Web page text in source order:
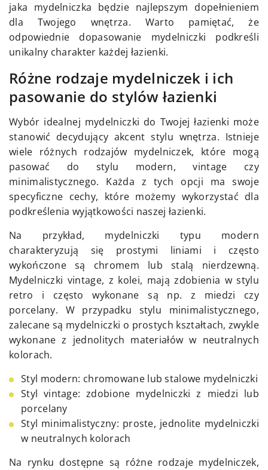
jaka mydelniczka będzie najlepszym dopełnieniem
dla Twojego wnętrza. Warto pamiętać, że
odpowiednie dopasowanie mydelniczki podkreśli
unikalny charakter każdej łazienki.
Różne rodzaje mydelniczek i ich
pasowanie do stylów łazienki
Wybór idealnej mydelniczki do Twojej łazienki może
stanowić decydujący akcent stylu wnętrza. Istnieje
wiele różnych rodzajów mydelniczek, które mogą
pasować do stylu modern, vintage czy
minimalistycznego. Każda z tych opcji ma swoje
specyficzne cechy, które możemy wykorzystać dla
podkreślenia wyjątkowości naszej łazienki.
Na przykład, mydelniczki typu modern
charakteryzują się prostymi liniami i często
wykończone są chromem lub stalą nierdzewną.
Mydelniczki vintage, z kolei, mają zdobienia w stylu
retro i często wykonane są np. z miedzi czy
porcelany. W przypadku stylu minimalistycznego,
zalecane są mydelniczki o prostych kształtach, zwykle
wykonane z jednolitych materiałów w neutralnych
kolorach.
Styl modern: chromowane lub stalowe mydelniczki
Styl vintage: zdobione mydelniczki z miedzi lub
porcelany
Styl minimalistyczny: proste, jednolite mydelniczki
w neutralnych kolorach
Na rynku dostępne są różne rodzaje mydelniczek,